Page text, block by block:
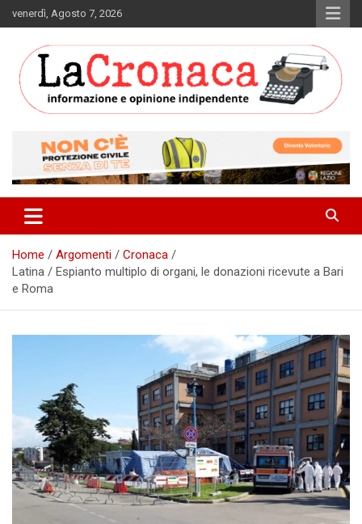
to
venerdì, Agosto 7, 2026
La Cronaca Quotidiano
Home Argomenti
Cronaca
Latina / Espianto multiplo di organi, le donazioni ricevute a Bari
e Roma